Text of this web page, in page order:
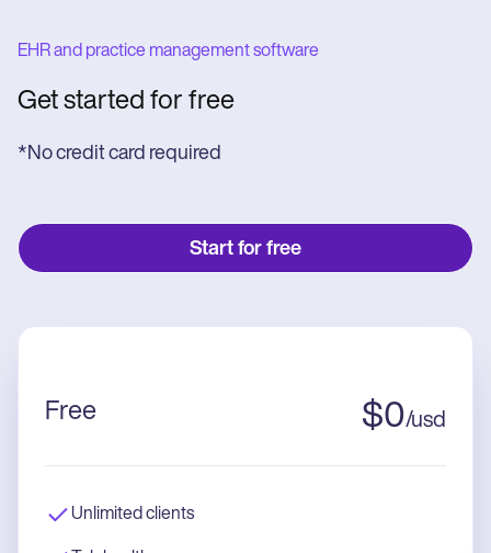
EHR and practice management software
Get started for free
*No credit card required
Start for free
Free $0/usd
Unlimited clients